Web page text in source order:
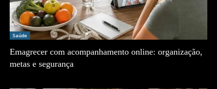
Saúde
Emagrecer com acompanhamento online: organização,
metas e segurança